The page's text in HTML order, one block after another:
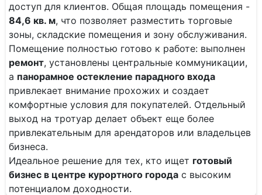
доступ для клиентов. Общая площадь помещения -
84,6 кв. м, что позволяет разместить торговые
зоны, складские помещения и зону обслуживания.
Помещение полностью готово к работе: выполнен
ремонт, установлены центральные коммуникации,
а панорамное остекление парадного входа
привлекает внимание прохожих и создает
комфортные условия для покупателей. Отдельный
выход на тротуар делает объект еще более
привлекательным для арендаторов или владельцев
бизнеса.
Идеальное решение для тех, кто ищет готовый
бизнес в центре курортного города с высоким
потенциалом доходности.